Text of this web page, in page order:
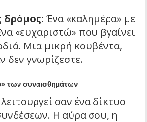
δρόμος: Ένα «καλημέρα» με
«ευχαριστώ» που βγαίνει
Μια μικρή κουβέντα,
δεν γνωρίζεστε.
των συναισθημάτων
σαν ένα δίκτυο
Η αύρα σου, η